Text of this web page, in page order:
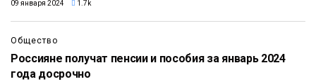
09 января 2024 1.7k
Общество
Россияне получат пенсии и пособия за январь 2024
года досрочно